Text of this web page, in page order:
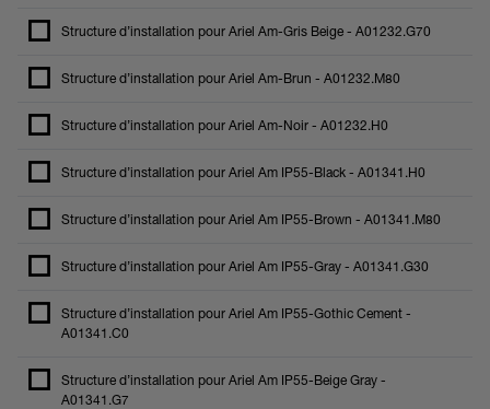
Structure d’installation pour Ariel Am-Gris Beige - A01232.G70
Structure d’installation pour Ariel Am-Brun - A01232.M80
Structure d’installation pour Ariel Am-Noir - A01232.H0
Structure d’installation pour Ariel Am IP55-Black - A01341.H0
Structure d’installation pour Ariel Am IP55-Brown - A01341.M80
Structure d’installation pour Ariel Am IP55-Gray - A01341.G30
Structure d’installation pour Ariel Am IP55-Gothic Cement -
A01341.C0
Structure d’installation pour Ariel Am IP55-Beige Gray -
A01341.G7